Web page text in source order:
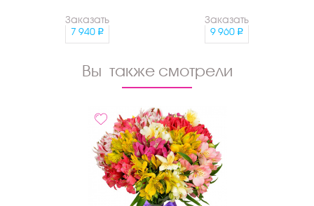
Заказать
7 940
Заказать
9 960
Вы также смотрели